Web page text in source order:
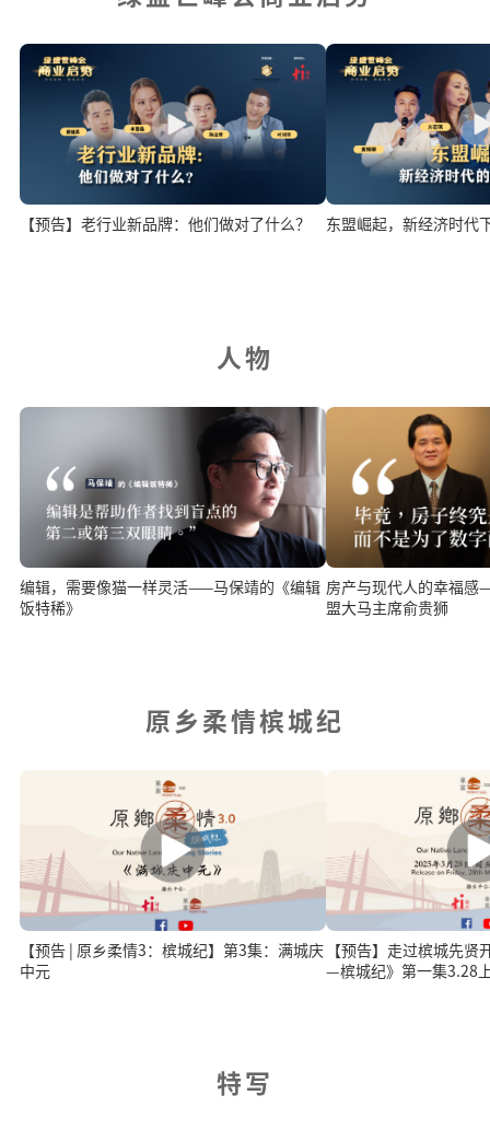
【预告】老行业新品牌：他们做对了什么？ 东盟崛起，新经济时代
人物
编辑，需要像猫一样灵活——马保靖的《编辑
饭特稀》
房产与现代人的幸福
盟大马主席俞贵狮
原乡柔情槟城纪
【预告 | 原乡柔情3：槟城纪】第3集：满城庆
中元
【预告】走过槟城先
—槟城纪》第一集3.28
特写